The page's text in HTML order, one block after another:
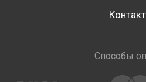
Способы